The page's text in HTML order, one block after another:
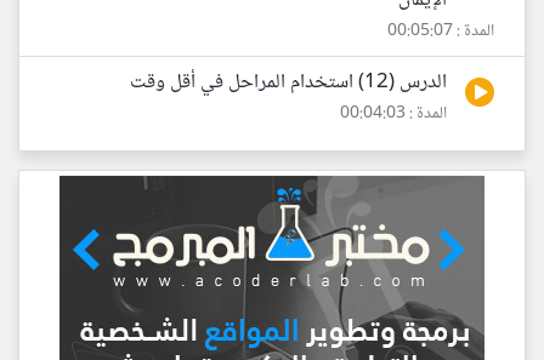
المدة : 00:05:07
الدرس (12) استخدام المراحل في أقل وقت
المدة : 00:04:03